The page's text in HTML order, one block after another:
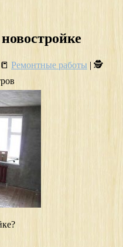
Ремонтные работы | 🕵